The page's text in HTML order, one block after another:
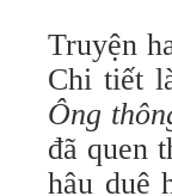
Truyện
Chi tiết
Ông
đã quen
hậu duệ